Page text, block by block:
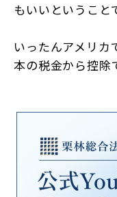
もいいということ
いったんアメリカ
本の税金から控除